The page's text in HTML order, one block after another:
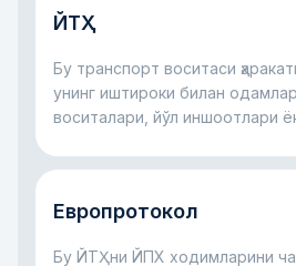
ЙТҲ
Бу транспорт воситаси
унинг иштироки билан
воситалари, йўл иншоотлари
Европротокол
Бу ЙТҲни ЙПХ ходимларини